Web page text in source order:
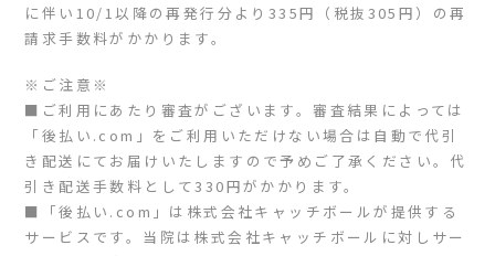
に伴い10/1以降の再発行分より335円（税抜305円）の再
請求手数料がかかります。
※ご注意※
■ご利用にあたり審査がございます。審査結果によっては
「後払い.com」をご利用いただけない場合は自動で代引
き配送にてお届けいたしますので予めご了承ください。代
引き配送手数料として330円がかかります。
■「後払い.com」は株式会社キャッチボールが提供する
サービスです。当院は株式会社キャッチボールに対しサー